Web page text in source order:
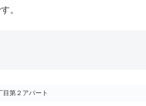
。
目第２アパート